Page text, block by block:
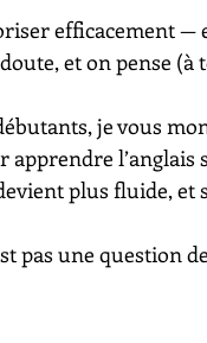
efficacement —
et on pense (à
je vous
l’anglais
plus fluide, et
pas une question